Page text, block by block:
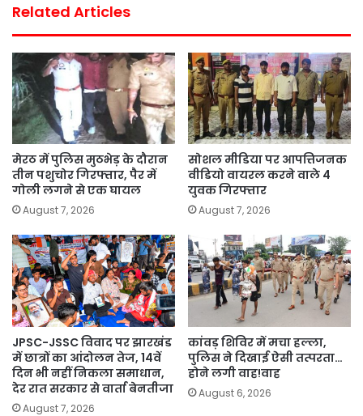
Related Articles
मेरठ में पुलिस मुठभेड़ के दौरान
तीन पशुचोर गिरफ्तार, पैर में
गोली लगने से एक घायल
August 7, 2026
सोशल मीडिया पर आपत्तिजनक
वीडियो वायरल करने वाले 4
युवक गिरफ्तार
August 7, 2026
JPSC-JSSC विवाद पर झारखंड
में छात्रों का आंदोलन तेज, 14वें
दिन भी नहीं निकला समाधान,
देर रात सरकार से वार्ता बेनतीजा
August 7, 2026
कांवड़ शिविर में मचा हल्ला,
पुलिस ने दिखाई ऐसी तत्परता…
होने लगी वाह!वाह
August 6, 2026